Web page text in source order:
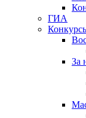
ГИА
За